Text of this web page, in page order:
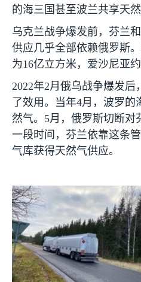
的海三国甚至波兰共享天然
乌克兰战争爆发前，芬兰
供应几乎全部依赖俄罗斯
为16亿立方米，爱沙尼亚
2022年2月俄乌战争爆发后
了效用。当年4月，波罗的
然气。 5月，俄罗斯切断对
一段时间，芬兰依靠这条
气库获得天然气供应。